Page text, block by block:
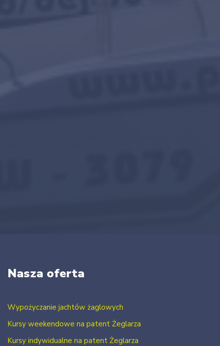
Nasza oferta
Wypożyczanie jachtów żaglowych
Kursy weekendowe na patent Żeglarza
Kursy indywidualne na patent Żeglarza